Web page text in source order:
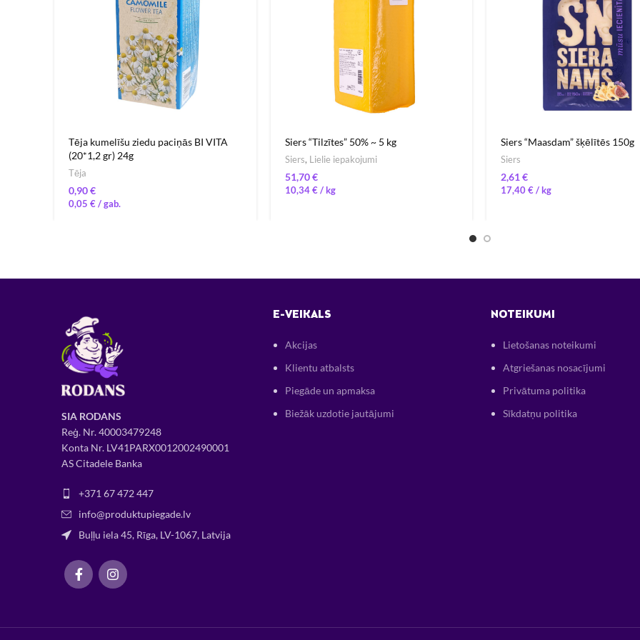
Tēja kumelīšu ziedu paciņās BI VITA
(20*1,2 gr) 24g
Tēja
€
0,05 €
Siers “Tilzītes” 50% ~ 5 kg
Siers, Lielie iepakojumi
€
10,34€ /
Siers “Maasdam” šķēlītēs 150g
Siers
€
17,40€ /
SIA RODANS
Reģ. Nr.40003479248
Konta Nr. LV41PARX0012002490001
AS Citadele Banka
+371 67 472 447
info@produktupiegade.lv
Buļļu iela 45, Rīga, LV-1067, Latvija
E-VEIKALS
Akcijas
Klientu atbalsts
Piegāde un apmaksa
Biežāk uzdotie jautājumi
NOTEIKUMI
Lietošanas noteikumi
Atgriešanas nosacījumi
Privātuma politika
Sīkdatņu politika